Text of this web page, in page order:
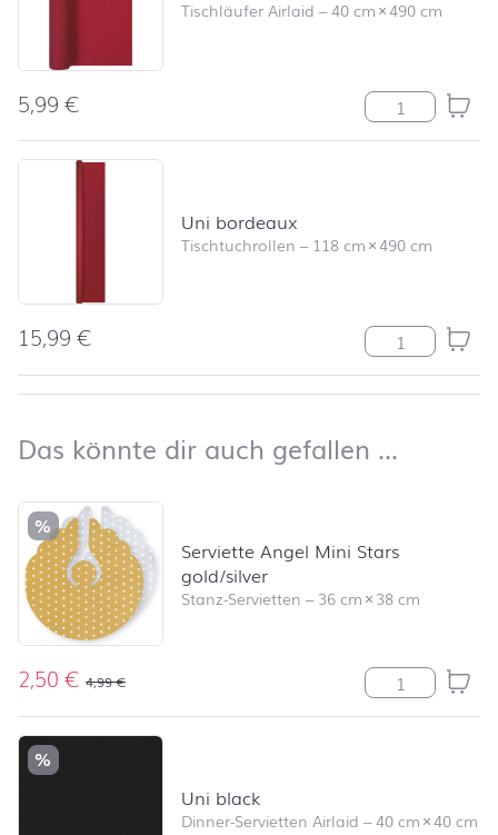
Tischläufer Airlaid –40 cm×490 cm
5,99€ Tischläufer
Uni bordeaux
Tischtuchrollen – 118 cm×490 cm
15,99€ Uni bordeaux
Das könnte dir auch gefallen …
Produktliste überspringen und zum Filter springen
%
Serviette Angel Mini Stars
gold/silver
Stanz-Servietten –36 cm×38 cm
2,50€ 4,99€ Serviette
%
Uni black
Dinner-Servietten Airlaid –40 cm×40 cm